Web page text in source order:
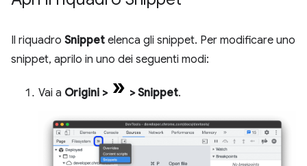
Il riquadro Snippet elenca gli snippet. Per modificare uno
snippet, aprilo in uno dei seguenti modi:
Vai a Origini > >Snippet.